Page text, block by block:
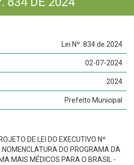
Lei Nº. 834 de 2024
02-07-2024
2024
Prefeito Municipal
DE LEI DO EXECUTIVO Nº
DO PROGRAMA DA
MAIS MÉDICOS PARA O BRASIL -